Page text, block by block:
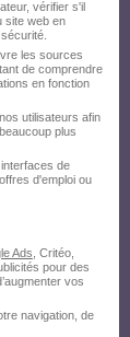
vérifier s'il
site web en
les sources
de comprendre
en fonction
utilisateurs afin
plus
de
d'emploi ou
Ads , Critéo,
pour des
vos
navigation, de